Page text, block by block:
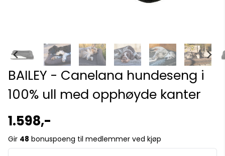
BAILEY - Canelana hundeseng i
100% ull med opphøyde kanter
1.598,-
Gir 48 bonuspoeng til medlemmer ved kjøp